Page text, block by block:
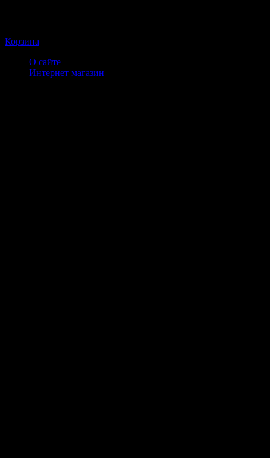
Корзина
О сайте
Интернет магазин